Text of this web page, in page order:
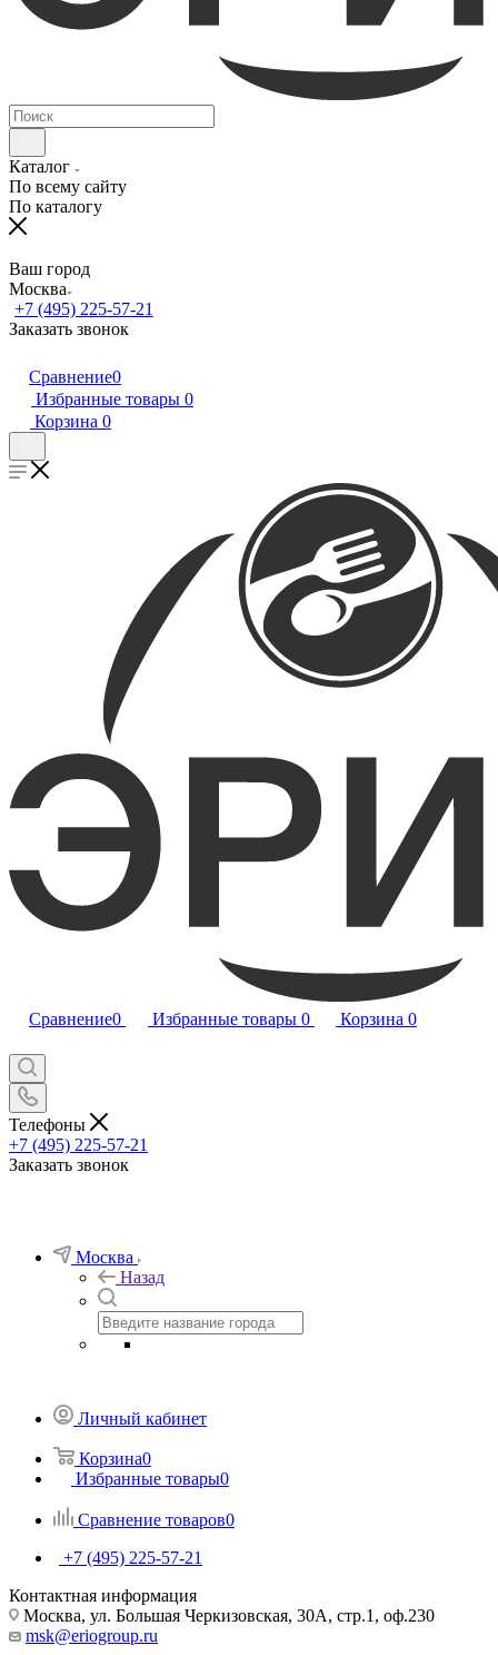
Каталог
По всему сайту
По каталогу
Ваш город
Москва
+7 (495) 225-57-21
Заказать звонок
Сравнение0
Избранные товары 0
Корзина 0
Сравнение0 Избранные товары 0 Корзина 0
Телефоны
+7 (495) 225-57-21
Заказать звонок
Москва
Назад
Личный кабинет
Корзина0
Избранные товары0
Сравнение товаров0
+7 (495) 225-57-21
Контактная информация
Москва, ул. Большая Черкизовская, 30А, стр.1, оф.230
msk@eriogroup.ru